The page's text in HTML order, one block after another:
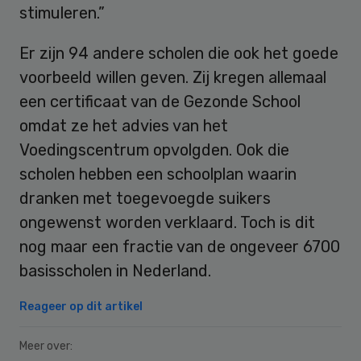
stimuleren.”
Er zijn 94 andere scholen die ook het goede
voorbeeld willen geven. Zij kregen allemaal
een certificaat van de Gezonde School
omdat ze het advies van het
Voedingscentrum opvolgden. Ook die
scholen hebben een schoolplan waarin
dranken met toegevoegde suikers
ongewenst worden verklaard. Toch is dit
nog maar een fractie van de ongeveer 6700
basisscholen in Nederland.
Reageer op dit artikel
Meer over: